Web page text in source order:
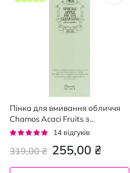
Пінка для вмивання обличчя
Chamos Acaci Fruits з
екстрактом яблука 125 мл
Рейтинг:
14 відгуків
255,00 ₴
319,00 ₴